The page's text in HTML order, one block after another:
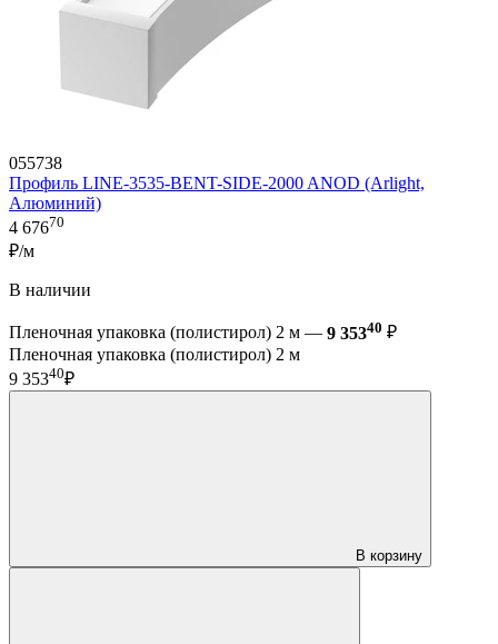
055738
Профиль LINE-3535-BENT-SIDE-2000 ANOD (Arlight,
Алюминий)
4 67670
₽/м
В наличии
Пленочная упаковка (полистирол) 2 м — 9 35340 ₽
Пленочная упаковка (полистирол) 2 м
9 35340₽
В корзину